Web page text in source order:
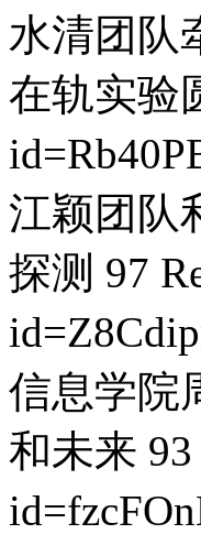
水清团队
在轨实验
江颖团队
探测 97
信息学院
和未来 93